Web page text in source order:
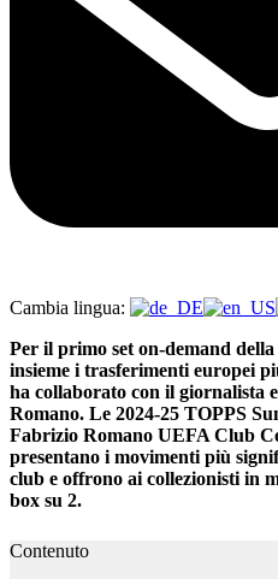
Cambia lingua:
Per il primo set on-demand
insieme i trasferimenti europei
ha collaborato con il giornalista
Romano. Le 2024-25 TOPPS
Fabrizio Romano UEFA Club
presentano i movimenti più
club e offrono ai collezionisti in
box su 2.
Contenuto